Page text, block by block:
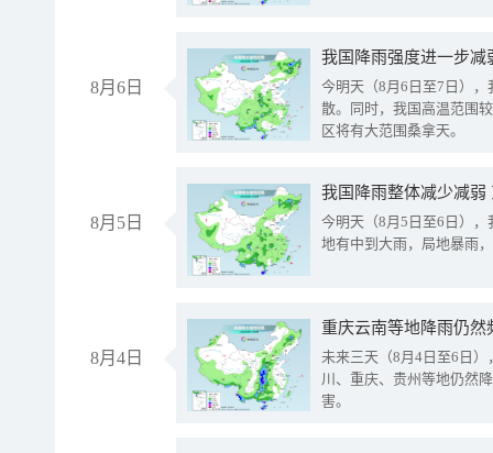
8月6日
今明天（8月6日至7日）
散。同时，我国高温范围
区将有大范围桑拿天。
8月5日
我国降雨整体减少减弱
今明天（8月5日至6日）
地有中到大雨，局地暴雨
8月4日
重庆云南等地降雨仍然
未来三天（8月4日至6日
川、重庆、贵州等地仍然
害。